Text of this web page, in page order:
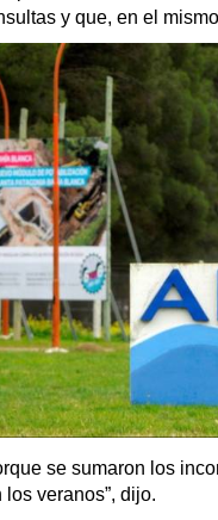
y que, en el
se sumaron los
veranos”, dijo.